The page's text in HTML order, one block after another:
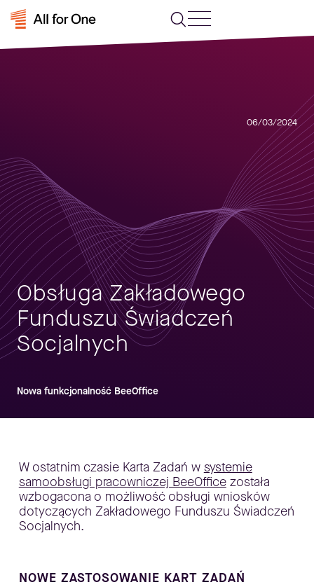
06/03/2024
Obsługa Zakładowego
Funduszu Świadczeń
Socjalnych
Nowa funkcjonalność BeeOffice
W ostatnim czasie Karta Zadań w systemie
samoobsługi pracowniczej BeeOfficezostała
wzbogacona o możliwość obsługi wniosków
dotyczących Zakładowego Funduszu Świadczeń
Socjalnych.
NOWE ZASTOSOWANIE KART ZADAŃ